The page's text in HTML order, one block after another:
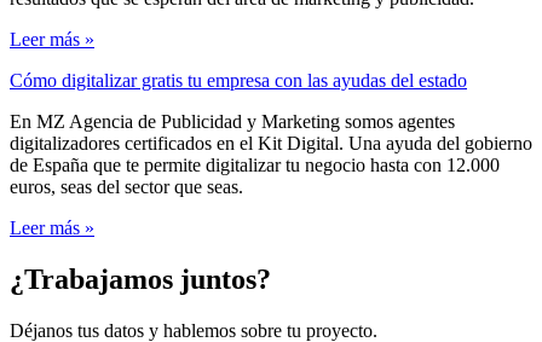
Leer más »
Cómo digitalizar gratis tu empresa con las ayudas del estado
En MZ Agencia de Publicidad y Marketing somos agentes
digitalizadores certificados en el Kit Digital. Una ayuda del gobierno
de España que te permite digitalizar tu negocio hasta con 12.000
euros, seas del sector que seas.
Leer más »
¿Trabajamos juntos?
Déjanos tus datos y hablemos sobre tu proyecto.